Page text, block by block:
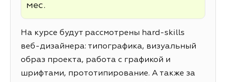
мес.
На курсе будут рассмотрены hard-skills
веб-дизайнера: типографика, визуальный
образ проекта, работа с графикой и
шрифтами, прототипирование. А также за